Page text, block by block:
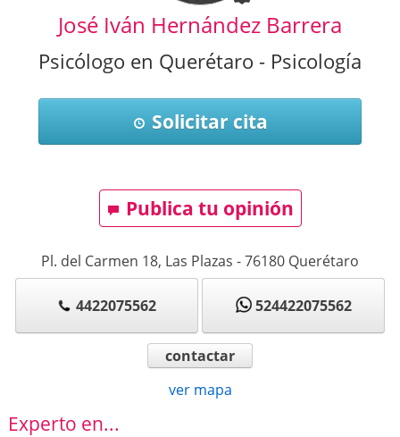
José Iván Hernández Barrera
Psicólogo en Querétaro - Psicología
Solicitar cita
Publica tu opinión
Pl. del Carmen 18, Las Plazas -76180 Querétaro
4422075562 524422075562
contactar
ver mapa
Experto en...